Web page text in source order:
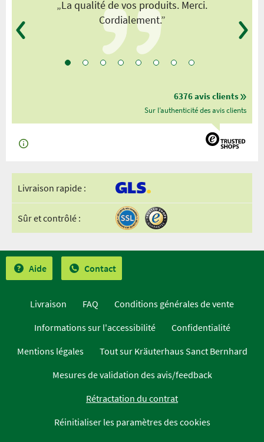
„La qualité de vos produits. Merci.
Cordialement.”
6376 avis clients
Sur l’authenticité des avis clients
Livraison rapide :
Sûr et contrôlé :
Aide Contact
Livraison FAQ
Conditions générales de vente
Informations sur l'accessibilité
Confidentialité
Mentions légales
Tout sur Kräuterhaus Sanct Bernhard
Mesures de validation des avis/feedback
Rétractation du contrat
Réinitialiser les paramètres des cookies